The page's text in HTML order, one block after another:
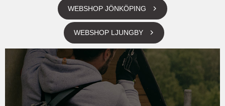
WEBSHOP JÖNKÖPING
WEBSHOP LJUNGBY